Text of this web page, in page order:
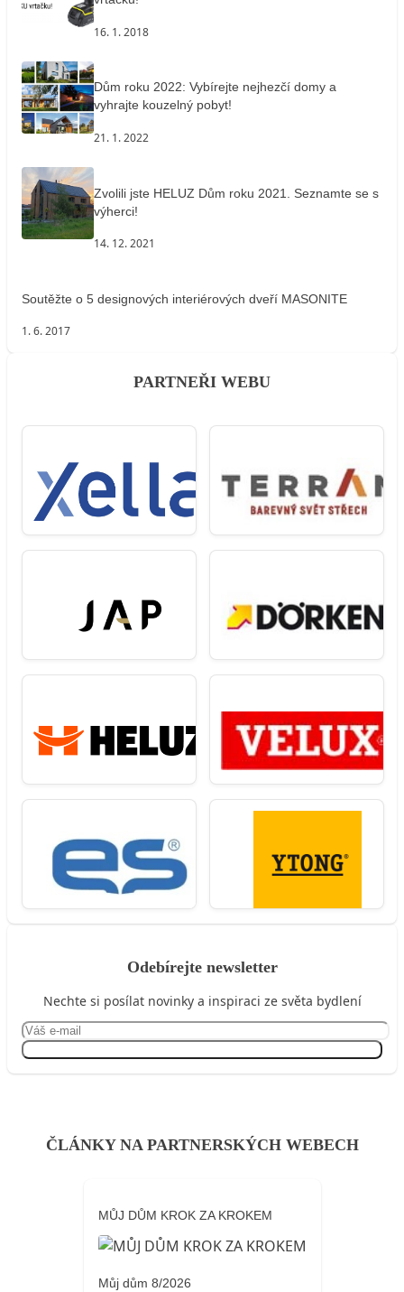
16. 1. 2018
Dům roku 2022: Vybírejte nejhezčí domy a
vyhrajte kouzelný pobyt!
21. 1. 2022
Zvolili jste HELUZ Dům roku 2021. Seznamte se s
výherci!
14. 12. 2021
Soutěžte o 5 designových interiérových dveří MASONITE
1. 6. 2017
PARTNEŘI WEBU
Odebírejte newsletter
Nechte si posílat novinky a inspiraci ze světa bydlení
ČLÁNKY NA PARTNERSKÝCH WEBECH
MŮJ DŮM KROK ZA KROKEM
Můj dům 8/2026